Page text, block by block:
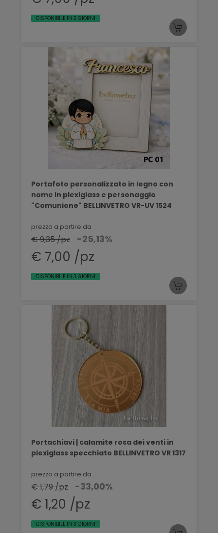
DISPONIBILE IN 3 GIORNI
Portafoto personalizzato in legno con
nome in plexiglass e personaggio
"Comunione" BELLINVETRO VR-UV 1524
prezzo a partire da
€ 9,35 /pz -25,13%
€ 7,00 /pz
DISPONIBILE IN 3 GIORNI
Portachiavi | calamite rosa dei venti in
plexiglass specchiato BELLINVETRO VR 1317
prezzo a partire da
€ 1,79 /pz -33,00%
€ 1,20 /pz
DISPONIBILE IN 3 GIORNI